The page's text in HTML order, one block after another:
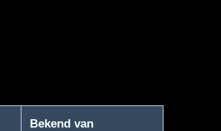
Bekend van